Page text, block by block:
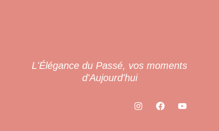
L'Élégance du Passé, vos moments
d'Aujourd'hui